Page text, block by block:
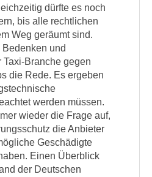
dürfte es noch
bis alle rechtlichen
Weg geräumt sind.
und
Branche gegen
die Rede. Es ergeben
werden müssen.
wieder die Frage auf,
die Anbieter
Geschädigte
Einen Überblick
der Deutschen